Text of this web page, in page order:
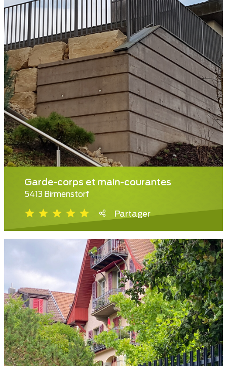
Garde-corps et main-courantes
5413 Birmenstorf
Partager